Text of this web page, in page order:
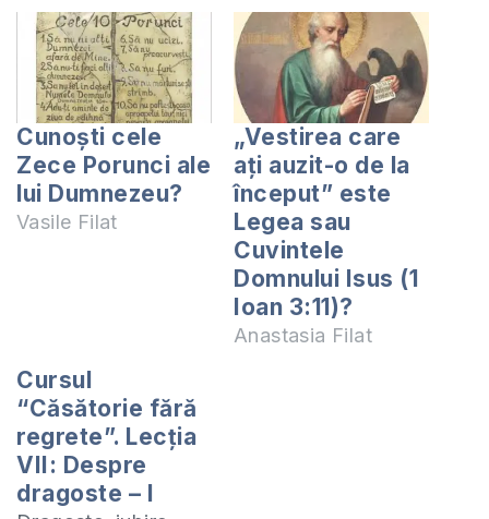
Cunoşti cele
Zece Porunci ale
lui Dumnezeu?
Vasile Filat
„Vestirea care
ați auzit-o de la
început” este
Legea sau
Cuvintele
Domnului Isus (1
Ioan 3:11)?
Anastasia Filat
Cursul
“Căsătorie fără
regrete”. Lecţia
VII: Despre
dragoste – I